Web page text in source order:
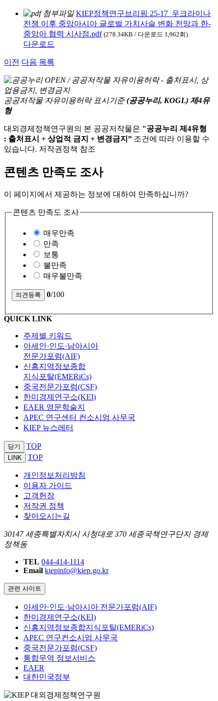
KIEP정책연구브리핑 25-17_우크라이나
전쟁 이후 중앙아시아 글로벌 가치사슬 변화 전망과 한-
중앙아 협력 시사점.pdf (278.34KB / 다운로드 1,962회)
다운로드
이전 다음 목록
공공저작물 자유이용허락 표시기준 (공공누리, KOGL) 제4유
형
대외경제정책연구원의 본 공공저작물은 "공공누리 제4유형
: 출처표시 + 상업적 금지 + 변경금지” 조건에 따라 이용할 수
있습니다. 저작권정책 참조
콘텐츠 만족도 조사
이 페이지에서 제공하는 정보에 대하여 만족하십니까?
콘텐츠 만족도 조사
매우만족
만족
보통
불만족
매우불만족
0/100
QUICK LINK
주제별 키워드
아세안·인도·남아시아
전문가포럼(AIF)
신흥지역정보종합
지식포탈(EMERiCs)
중국전문가포럼(CSF)
한미경제연구소(KEI)
EAER 영문학술지
APEC 연구센터 컨소시엄 사무국
KIEP 뉴스레터
닫기 TOP
LINK TOP
개인정보처리방침
이용자 가이드
고객헌장
저작권 정책
찾아오시는길
30147 세종특별자치시 시청대로 370 세종국책연구단지 경제
정책동
TEL 044-414-1114
Email kiepinfo@kiep.go.kr
관련 사이트
아세안·인도·남아시아 전문가포럼(AIF)
한미경제연구소(KEI)
신흥지역정보종합지식포탈(EMERiCs)
APEC 연구컨소시엄 사무국
중국전문가포럼(CSF)
통합무역 정보서비스
EAER
대한민국정부